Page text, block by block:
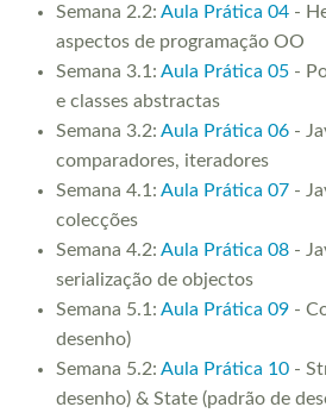
Semana 2.2: Aula Prática 04 -
aspectos de programação OO
Semana 3.1: Aula Prática 05 -
e classes abstractas
Semana 3.2: Aula Prática 06 -
comparadores, iteradores
Semana 4.1: Aula Prática 07 -
colecções
Semana 4.2: Aula Prática 08 -
serialização de objectos
Semana 5.1: Aula Prática 09 -
desenho)
Semana 5.2: Aula Prática 10 -
desenho) & State (padrão de